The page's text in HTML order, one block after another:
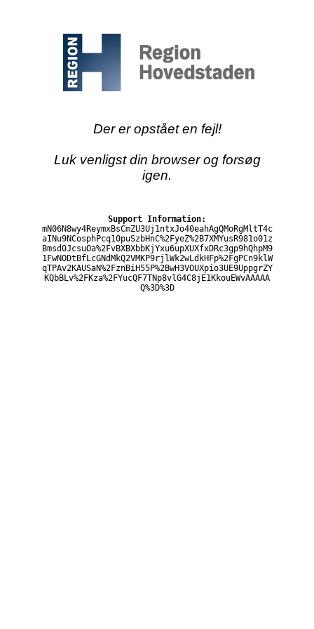
Der er opstået en fejl!
Luk venligst din browser og forsøg
igen.
Support Information:
mN06N8wy4ReymxBsCmZU3Uj1ntxJo40eahAgQMoRgMltT4c
aINu9NCosphPcq10puSzbHnC%2FyeZ%2B7XMYusR981o01z
Bmsd0JcsuOa%2FvBXBXbbKjYxu6upXUXfxDRc3gp9hQhpM9
1FwNODtBfLcGNdMkQ2VMKP9rjlWk2wLdkHFp%2FgPCn9klW
qTPAv2KAUSaN%2FznBiH55P%2BwH3VOUXpio3UE9UppgrZY
KQbBLv%2FKza%2FYucQF7TNp8vlG4C8jE1KkouEWvAAAAA
Q%3D%3D